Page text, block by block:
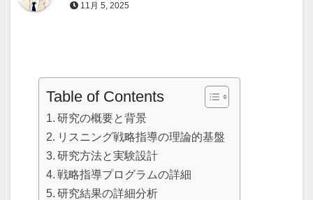
11月 5, 2025
Table of Contents
研究の概要と背景
リスニング戦略指導の理論的基盤
研究方法と実験設計
戦略指導プログラムの詳細
研究結果の詳細分析